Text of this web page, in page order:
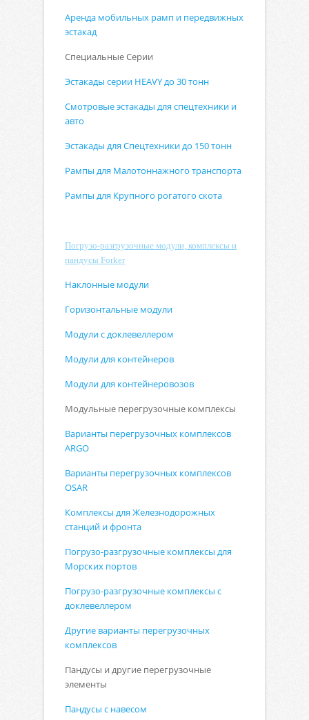
Аренда мобильных рамп и передвижных
эстакад
Специальные Серии
Эстакады серии HEAVY до 30 тонн
Смотровые эстакады для спецтехники и
авто
Эстакады для Спецтехники до 150 тонн
Рампы для Малотоннажного транспорта
Рампы для Крупного рогатого скота
Погрузо-разгрузочные модули, комплексы и
пандусы Forker
Наклонные модули
Горизонтальные модули
Модули с доклевеллером
Модули для контейнеров
Модули для контейнеровозов
Модульные перегрузочные комплексы
Варианты перегрузочных комплексов
ARGO
Варианты перегрузочных комплексов
OSAR
Комплексы для Железнодорожных
станций и фронта
Погрузо-разгрузочные комплексы для
Морских портов
Погрузо-разгрузочные комплексы с
доклевеллером
Другие варианты перегрузочных
комплексов
Пандусы и другие перегрузочные
элементы
Пандусы с навесом